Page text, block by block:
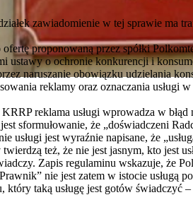
zawiadomienie w tej sprawie ma
proponowaną przez spółki
ustawy o ochronie konkurencji i
naruszanie obowiązku udzielania
reklamy oraz oznaczania usługi
reklama usługi wprowadza w
sformułowanie, że „doświadczeni
usługi jest wyraźnie napisane, że
twierdzą też, że nie jest jasnym, kto jest
Zapis regulaminu wskazuje, że
nie jest zatem w istocie usługą
który taką usługę jest gotów świadczyć